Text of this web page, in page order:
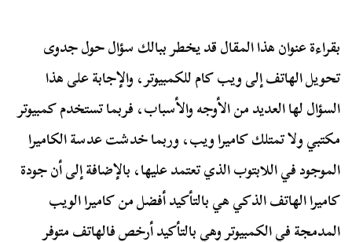
بقراءة عنوان هذا المقال قد يخطر ببالك سؤال حول جدوى
تحويل الهاتف إلى ويب كام للكمبيوتر، والإجابة على هذا
السؤال لها العديد من الأوجه والأسباب، فربما تستخدم كمبيوتر
مكتبي ولا تمتلك كاميرا ويب، وربما خدشت عدسة الكاميرا
الموجود في اللابتوب الذي تعتمد عليها، بالإضافة إلى أن جودة
كاميرا الهاتف الذكي هي بالتأكيد أفضل من كاميرا الويب
المدمجة في الكمبيوتر وهي بالتأكيد أرخص فالهاتف متوفر